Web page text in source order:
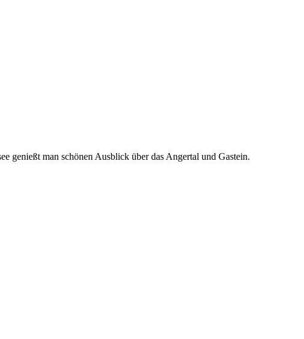
genießt man schönen Ausblick über das Angertal und Gastein.